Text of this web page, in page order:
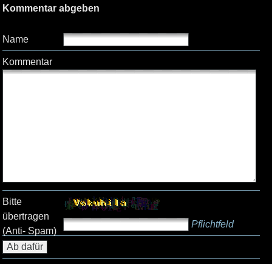
Kommentar abgeben
Name
Kommentar
Bitte
übertragen
(Anti- Spam)
Pflichtfeld